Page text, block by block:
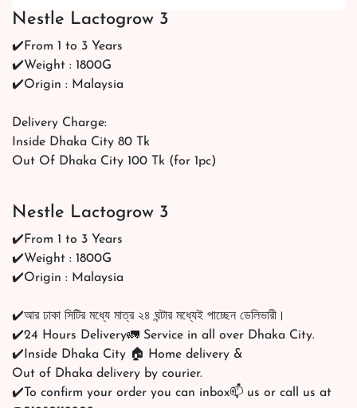
Nestle Lactogrow 3
✔️From 1 to 3 Years
✔️Weight : 1800G
✔️Origin : Malaysia
Delivery Charge:
Inside Dhaka City 80 Tk
Out Of Dhaka City 100 Tk (for 1pc)
Nestle Lactogrow 3
✔️From 1 to 3 Years
✔️Weight : 1800G
✔️Origin : Malaysia
✔️আর ঢাকা সিটির মধ্যে মাত্র ২৪ ঘন্টার মধ্যেই পাচ্ছেন ডেলিভারী।
✔️24 Hours Delivery🚛 Service in all over Dhaka City.
✔️Inside Dhaka City 🏠 Home delivery &
Out of Dhaka delivery by courier.
✔️To confirm your order you can inbox📫 us or call us at